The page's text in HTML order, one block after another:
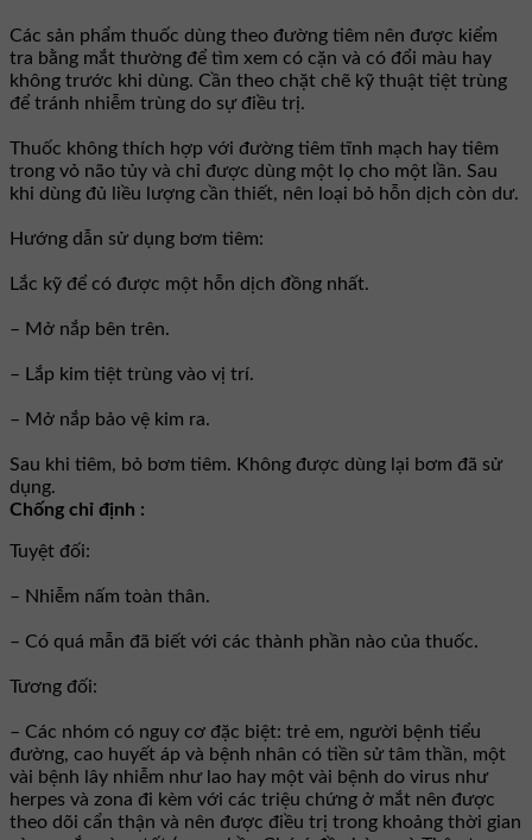
Các sản phẩm thuốc dùng theo đường tiêm nên được kiểm
tra bằng mắt thường để tìm xem có cặn và có đổi màu hay
không trước khi dùng. Cần theo chặt chẽ kỹ thuật tiệt trùng
để tránh nhiễm trùng do sự điều trị.
Thuốc không thích hợp với đường tiêm tĩnh mạch hay tiêm
trong vỏ não tủy và chỉ được dùng một lọ cho một lần. Sau
khi dùng đủ liều lượng cần thiết, nên loại bỏ hỗn dịch còn dư.
Hướng dẫn sử dụng bơm tiêm:
Lắc kỹ để có được một hỗn dịch đồng nhất.
– Mở nắp bên trên.
– Lắp kim tiệt trùng vào vị trí.
– Mở nắp bảo vệ kim ra.
Sau khi tiêm, bỏ bơm tiêm. Không được dùng lại bơm đã sử
dụng.
Chống chỉ định :
Tuyệt đối:
– Nhiễm nấm toàn thân.
– Có quá mẫn đã biết với các thành phần nào của thuốc.
Tương đối:
– Các nhóm có nguy cơ đặc biệt: trẻ em, người bệnh tiểu
đường, cao huyết áp và bệnh nhân có tiền sử tâm thần, một
vài bệnh lây nhiễm như lao hay một vài bệnh do virus như
herpes và zona đi kèm với các triệu chứng ở mắt nên được
theo dõi cẩn thận và nên được điều trị trong khoảng thời gian